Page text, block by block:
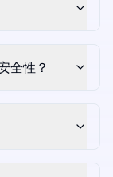
全性？